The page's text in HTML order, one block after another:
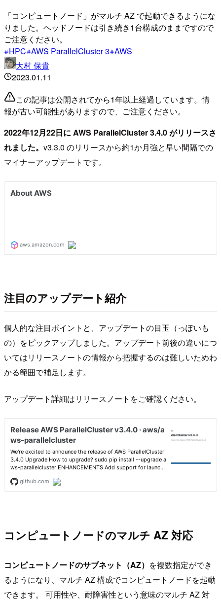
「コンピュートノード」がマルチ AZ で起動できるようにな
りました。ヘッドノードは引き続き1台構成のままですので
ご注意ください。
HPC AWS ParallelCluster 3 AWS
大村 保貴
2023.01.11
この記事は公開されてから1年以上経過しています。情
報が古い可能性がありますので、ご注意ください。
2022年12月22日に AWS ParallelCluster 3.4.0 がリリースさ
れました。 v3.3.0 のリリースから約1か月強と早い間隔での
マイナーアップデートです。
注目のアップデート紹介
個人的な注目ポイントと、アップデートの目玉（っぽいも
の）をピックアップしました。アップデート前後の違いにつ
いてはリリースノートの情報から把握するのは難しいためわ
かる範囲で補足します。
アップデート詳細はリリースノートをご確認ください。
コンピュートノードのマルチ AZ 対応
コンピュートノードのサブネット（AZ） を複数指定ができ
るようになり、マルチ AZ 構成でコンピュートノードを起動
できます。 可用性や、耐障害性という意味のマルチ AZ 対